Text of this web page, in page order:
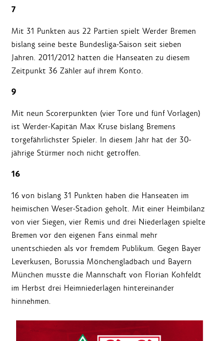
7
Mit 31 Punkten aus 22 Partien spielt Werder Bremen
bislang seine beste Bundesliga-Saison seit sieben
Jahren. 2011/2012 hatten die Hanseaten zu diesem
Zeitpunkt 36 Zähler auf ihrem Konto.
9
Mit neun Scorerpunkten (vier Tore und fünf Vorlagen)
ist Werder-Kapitän Max Kruse bislang Bremens
torgefährlichster Spieler. In diesem Jahr hat der 30-
jährige Stürmer noch nicht getroffen.
16
16 von bislang 31 Punkten haben die Hanseaten im
heimischen Weser-Stadion geholt. Mit einer Heimbilanz
von vier Siegen, vier Remis und drei Niederlagen spielte
Bremen vor den eigenen Fans einmal mehr
unentschieden als vor fremdem Publikum. Gegen Bayer
Leverkusen, Borussia Mönchengladbach und Bayern
München musste die Mannschaft von Florian Kohfeldt
im Herbst drei Heimniederlagen hintereinander
hinnehmen.